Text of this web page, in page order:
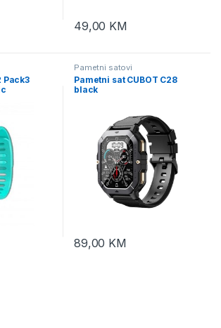
49,00 KM
Pack3
Pametni satovi
Pametni sat CUBOT C28
black
89,00 KM